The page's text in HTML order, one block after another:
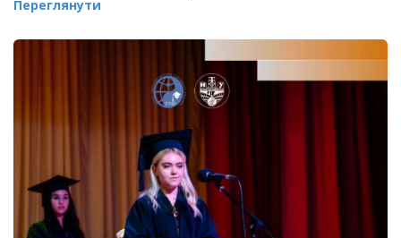
Переглянути